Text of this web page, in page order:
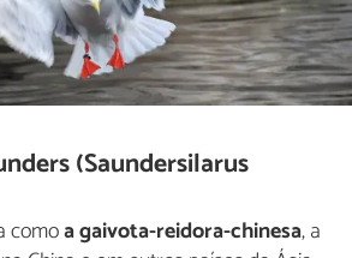
(Saundersilarus
comoa gaivota-reidora-chinesa, a